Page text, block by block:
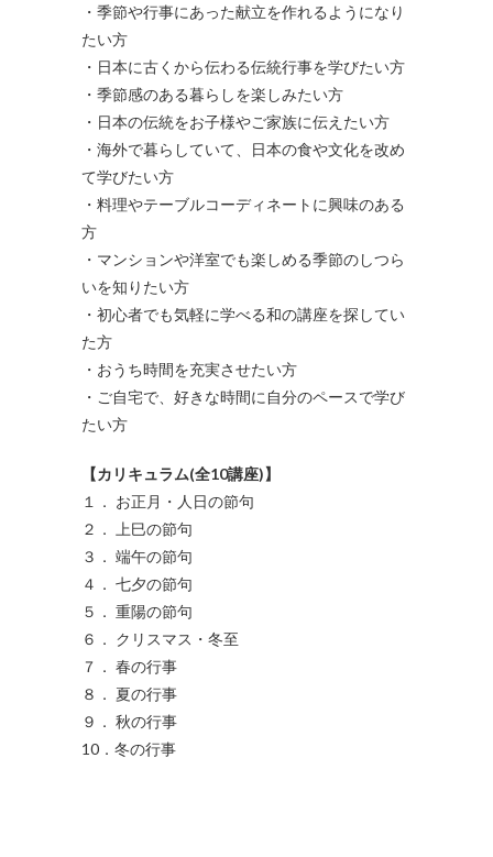
・季節や行事にあった献立を作れるようになり
たい方
・日本に古くから伝わる伝統行事を学びたい方
・季節感のある暮らしを楽しみたい方
・日本の伝統をお子様やご家族に伝えたい方
・海外で暮らしていて、日本の食や文化を改め
て学びたい方
・料理やテーブルコーディネートに興味のある
方
・マンションや洋室でも楽しめる季節のしつら
いを知りたい方
・初心者でも気軽に学べる和の講座を探してい
た方
・おうち時間を充実させたい方
・ご自宅で、好きな時間に自分のペースで学び
たい方
【カリキュラム(全10講座)】
１． お正月・人日の節句
２． 上巳の節句
３． 端午の節句
４． 七夕の節句
５． 重陽の節句
６． クリスマス・冬至
７． 春の行事
８． 夏の行事
９． 秋の行事
10．冬の行事